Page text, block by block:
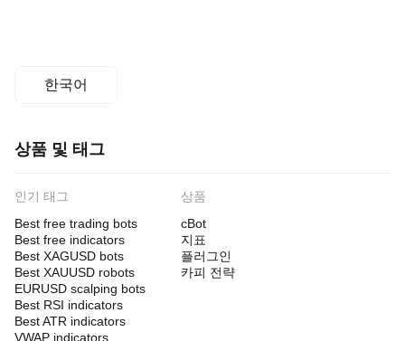
한국어
상품 및 태그
인기 태그
Best free trading bots
Best free indicators
Best XAGUSD bots
Best XAUUSD robots
EURUSD scalping bots
Best RSI indicators
Best ATR indicators
VWAP indicators
상품
cBot
지표
플러그인
카피 전략